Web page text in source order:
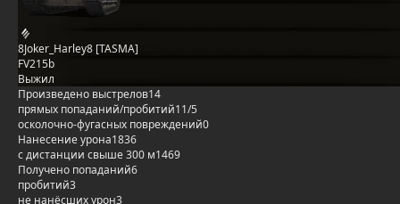
8Joker_Harley8 [TASMA]
FV215b
Выжил
Произведено выстрелов14
прямых попаданий/пробитий11/5
осколочно-фугасных повреждений0
Нанесение урона1836
с дистанции свыше 300 м1469
Получено попаданий6
пробитий3
не нанёсших урон3